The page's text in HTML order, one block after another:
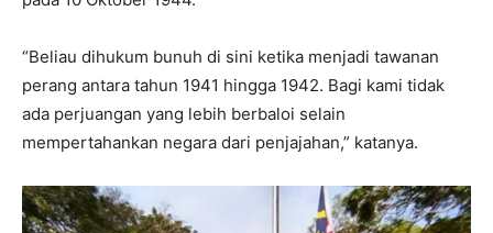
“Beliau dihukum bunuh di sini ketika menjadi tawanan
perang antara tahun 1941 hingga 1942. Bagi kami tidak
ada perjuangan yang lebih berbaloi selain
mempertahankan negara dari penjajahan,” katanya.